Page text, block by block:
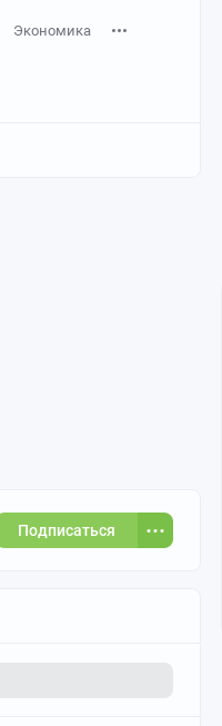
Экономика
Подписаться